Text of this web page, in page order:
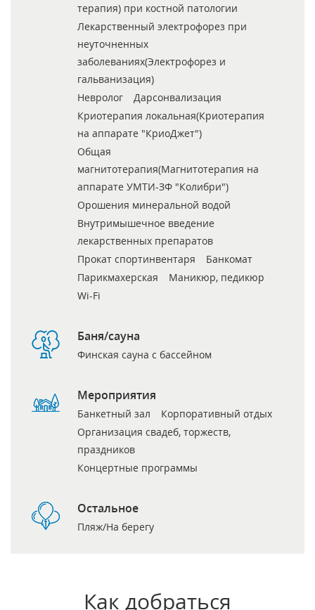
терапия) при костной патологии
Лекарственный электрофорез при
неуточненных
заболеваниях(Электрофорез и
гальванизация)
Невролог
Дарсонвализация
Криотерапия локальная(Криотерапия
на аппарате "КриоДжет")
Общая
магнитотерапия(Магнитотерапия на
аппарате УМТИ-ЗФ "Колибри")
Орошения минеральной водой
Внутримышечное введение
лекарственных препаратов
Прокат спортинвентаря
Банкомат
Парикмахерская
Маникюр, педикюр
Wi-Fi
Баня/сауна
Финская сауна с бассейном
Мероприятия
Банкетный зал
Корпоративный отдых
Организация свадеб, торжеств,
праздников
Концертные программы
Остальное
Пляж/На берегу
Как добраться